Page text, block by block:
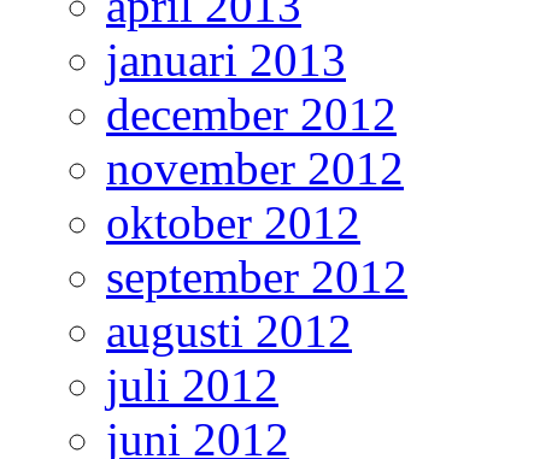
januari 2013
december 2012
november 2012
oktober 2012
september 2012
augusti 2012
juli 2012
juni 2012